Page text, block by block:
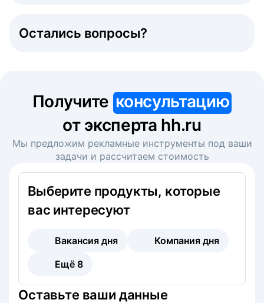
Остались вопросы?
Получите консультацию
от эксперта hh.ru
Мы предложим рекламные инструменты под ваши
задачи и рассчитаем стоимость
Выберите продукты, которые
вас интересуют
Вакансия дня
Компания дня
Ещё 8
Оставьте ваши данные